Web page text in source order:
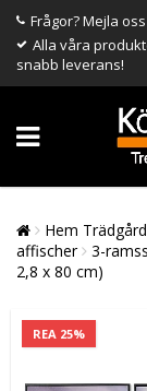
Frågor? Mejla
Alla våra
snabb leverans!
Hem Trädgård
affischer
3-
2,8 x 80 cm)
REA 25%